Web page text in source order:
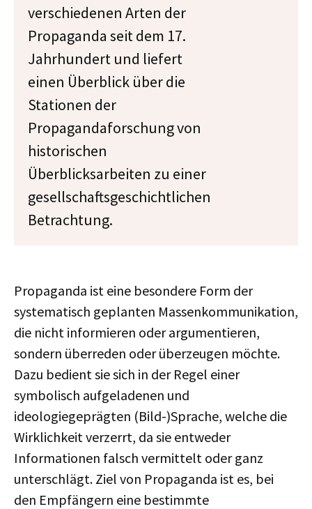
verschiedenen Arten der
Propaganda seit dem 17.
Jahrhundert und liefert
einen Überblick über die
Stationen der
Propagandaforschung von
historischen
Überblicksarbeiten zu einer
gesellschaftsgeschichtlichen
Betrachtung.
Propaganda ist eine besondere Form der
systematisch geplanten Massenkommunikation,
die nicht informieren oder argumentieren,
sondern überreden oder überzeugen möchte.
Dazu bedient sie sich in der Regel einer
symbolisch aufgeladenen und
ideologiegeprägten (Bild-)Sprache, welche die
Wirklichkeit verzerrt, da sie entweder
Informationen falsch vermittelt oder ganz
unterschlägt. Ziel von Propaganda ist es, bei
den Empfängern eine bestimmte